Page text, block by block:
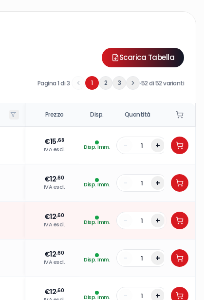
Scarica Tabella
Pagina1di3 1 2 3 ·52di52varianti
Prezzo Disp. Quantità
€15,68
IVA escl. Disp. Imm. - +
€12,60
IVA escl. Disp. Imm. - +
€12,60
IVA escl. Disp. Imm. - +
€12,60
IVA escl. Disp. Imm. - +
€12,60
Disp. Imm. - +